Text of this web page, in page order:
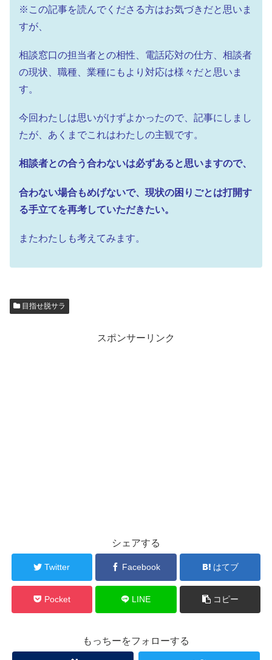
※この記事を読んでくださる方はお気づきだと思いま
すが、
相談窓口の担当者との相性、電話応対の仕方、 相談者
の現状、職種、業種にもより対応は様々だと思いま
す。
今回わたしは思いがけずよかったので、記事にしまし
たが、あくまでこれはわたしの主観です。
相談者との合う合わないは必ずあると思いますので、
合わない場合もめげないで、 現状の困りごとは打開す
る手立てを再考していただきたい。
またわたしも考えてみます。
目指せ脱サラ
スポンサーリンク
シェアする
Twitter Facebook はてブ
Pocket LINE コピー
もっちーをフォローする